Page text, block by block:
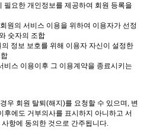
필요한 개인정보를 제공하여 회원 등록을
원의 서비스 이용을 위하여 이용자가 선정
숫자의 조합
정보 보호를 위해 이용자 자신이 설정한
비스 이용이후 그 이용계약을 종료시키는
우 회원 탈퇴(해지)를 요청할 수 있으며, 변
에도 거부의사를 표시하지 아니하고 서
항에 동의한 것으로 간주됩니다.